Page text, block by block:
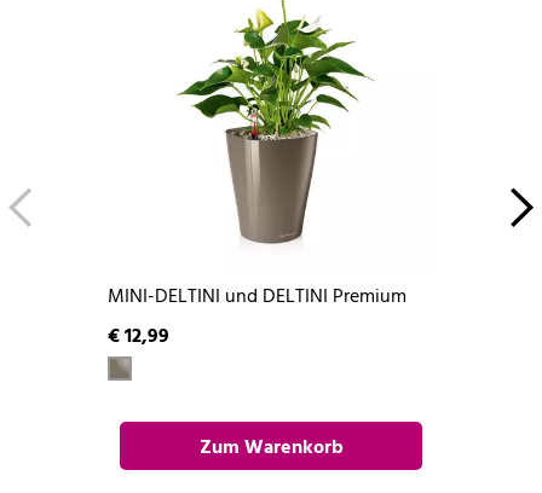
MINI-DELTINI und DELTINI Premium
€ 12,99
Zum Warenkorb